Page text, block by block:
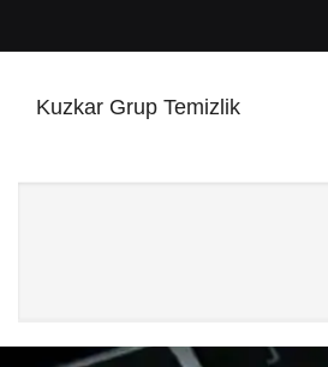
Kuzkar Grup Temizlik